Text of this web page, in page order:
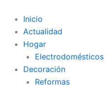
contenido
Inicio
Actualidad
Hogar
Electrodomésticos
Decoración
Reformas